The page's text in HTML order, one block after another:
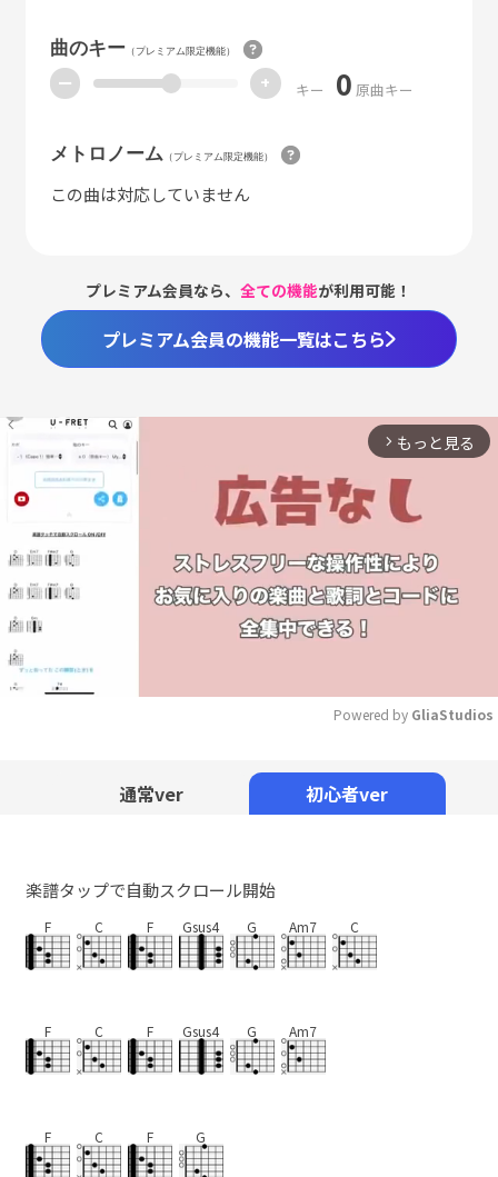
曲のキー（プレミアム限定機能）
ー + キー 0 原曲キー
メトロノーム （プレミアム限定機能）
この曲は対応していません
プレミアム会員なら、全ての機能が利用可能！
プレミアム会員の機能一覧はこちら
arrow_forward_ios もっと見る
Powered by GliaStudios
通常ver 初心者ver
楽譜タップで自動スクロール開始
F C F Gsus4 G Am7 C
F C F Gsus4 G Am7
F C F G